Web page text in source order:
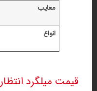
معایب
انواع
قیمت میلگرد انتظار